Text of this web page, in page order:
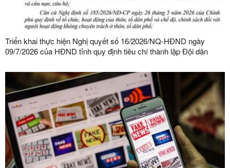
Triển khai thực hiện Nghị quyết số 16/2026/NQ-HĐND ngày
09/7/2026 của HĐND tỉnh quy định tiêu chí thành lập Đội dân
bàn tỉnh